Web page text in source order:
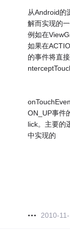
从Android的
解而实现的
例如在
如果在
的事件将直
ON_UP事件
lick。主要的
中实现的
2010-